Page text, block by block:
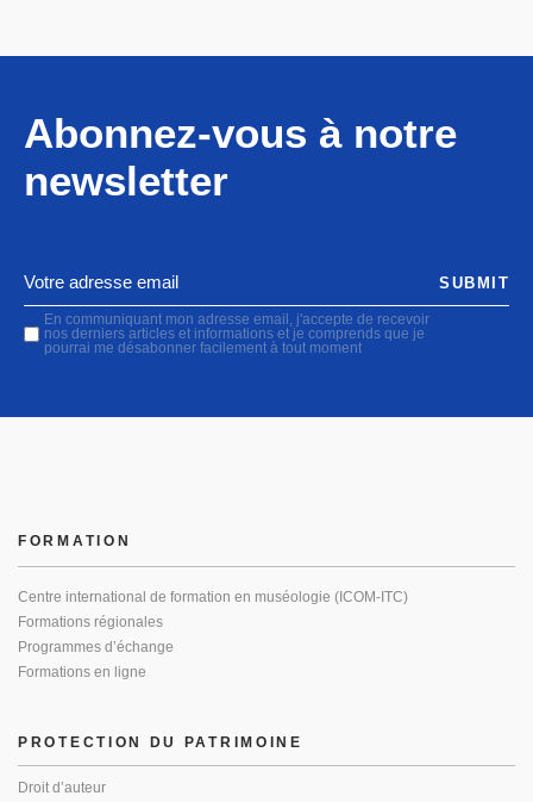
Abonnez-vous à notre
newsletter
En communiquant mon adresse email, j'accepte de recevoir
nos derniers articles et informations et je comprends que je
pourrai me désabonner facilement à tout moment
SUBMIT
PROTECTION DU PATRIMOINE
Droit d’auteur
FORMATION
Centre international de formation en muséologie (ICOM-ITC)
Formations régionales
Programmes d’échange
Formations en ligne